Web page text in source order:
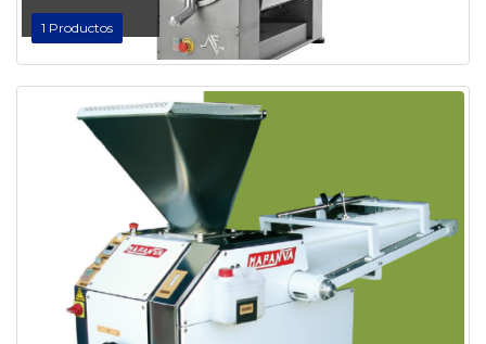
1 Productos